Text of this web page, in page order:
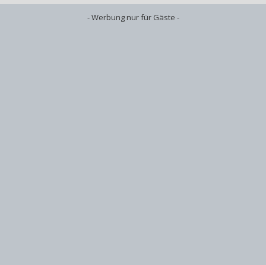
- Werbung nur für Gäste -